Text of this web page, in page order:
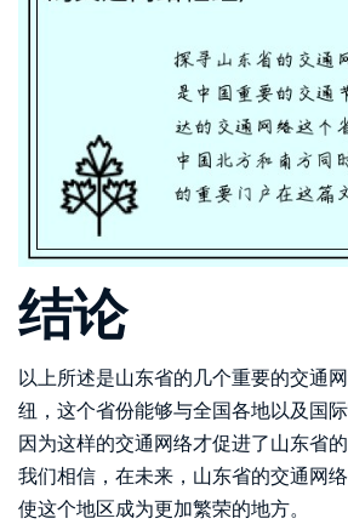
结论
以上所述是山东省的几个重要的交通
纽，这个省份能够与全国各地以及国
因为这样的交通网络才促进了山东省
我们相信，在未来，山东省的交通网
使这个地区成为更加繁荣的地方。